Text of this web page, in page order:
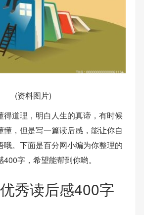
(资料图片)
得道理，明白人生的真谛，有时候
懂，但是写一篇读后感，能让你自
哦。下面是百分网小编为你整理的
字，希望能帮到你哟。
秀读后感400字